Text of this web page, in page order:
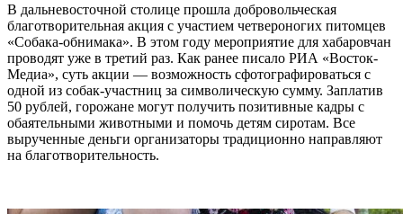
В дальневосточной столице прошла добровольческая
благотворительная акция с участием четвероногих питомцев
«Собака-обнимака». В этом году мероприятие для хабаровчан
проводят уже в третий раз. Как ранее писало РИА «Восток-
Медиа», суть акции — возможность сфотографироваться с
одной из собак-участниц за символическую сумму. Заплатив
50 рублей, горожане могут получить позитивные кадры с
обаятельными животными и помочь детям сиротам. Все
вырученные деньги организаторы традиционно направляют
на благотворительность.